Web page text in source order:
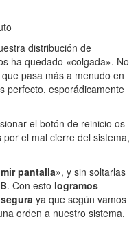
distribución de
ha quedado «colgada». No
pasa más a menudo en
perfecto, esporádicamente
el botón de reinicio os
el mal cierre del sistema,
pantalla», y sin soltarlas
. Con esto logramos
ya que según vamos
orden a nuestro sistema,